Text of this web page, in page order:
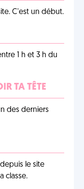
C'est un début.
1 h et 3 h du
TA TÊTE
des derniers
le site
classe.